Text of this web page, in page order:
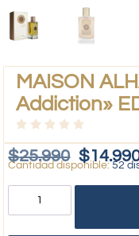
MAISON
Addiction»
$25.990 $ 52